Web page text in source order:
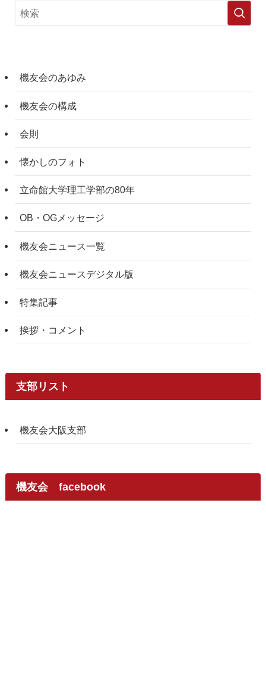
機友会のあゆみ
機友会の構成
会則
懐かしのフォト
立命館大学理工学部の80年
OB・OGメッセージ
機友会ニュース一覧
機友会ニュースデジタル版
特集記事
挨拶・コメント
支部リスト
機友会大阪支部
機友会 facebook